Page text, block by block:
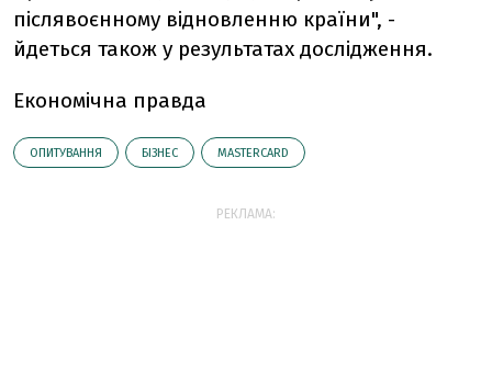
післявоєнному відновленню країни", -
йдеться також у результатах дослідження.
Економічна правда
ОПИТУВАННЯ БІЗНЕС MASTERCARD
РЕКЛАМА: